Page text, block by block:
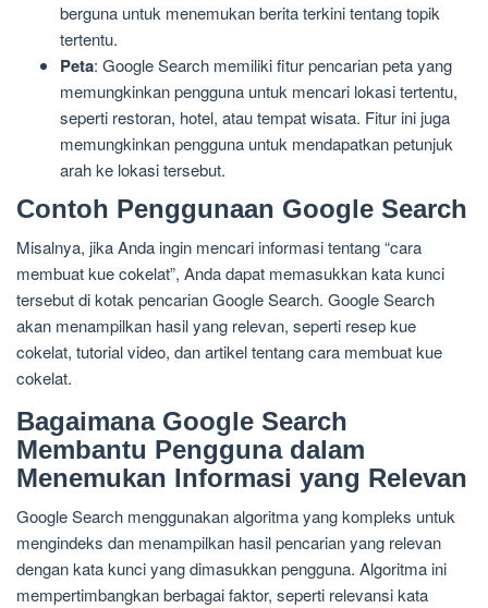
berguna untuk menemukan berita terkini tentang topik
tertentu.
Peta: Google Search memiliki fitur pencarian peta yang
memungkinkan pengguna untuk mencari lokasi tertentu,
seperti restoran, hotel, atau tempat wisata. Fitur ini juga
memungkinkan pengguna untuk mendapatkan petunjuk
arah ke lokasi tersebut.
Contoh Penggunaan Google Search
Misalnya, jika Anda ingin mencari informasi tentang “cara
membuat kue cokelat”, Anda dapat memasukkan kata kunci
tersebut di kotak pencarian Google Search. Google Search
akan menampilkan hasil yang relevan, seperti resep kue
cokelat, tutorial video, dan artikel tentang cara membuat kue
cokelat.
Bagaimana Google Search
Membantu Pengguna dalam
Menemukan Informasi yang Relevan
Google Search menggunakan algoritma yang kompleks untuk
mengindeks dan menampilkan hasil pencarian yang relevan
dengan kata kunci yang dimasukkan pengguna. Algoritma ini
mempertimbangkan berbagai faktor, seperti relevansi kata